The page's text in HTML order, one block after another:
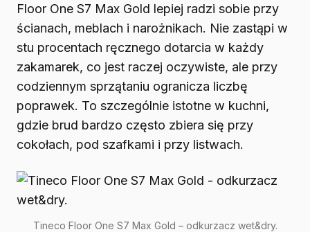
Floor One S7 Max Gold lepiej radzi sobie przy
ścianach, meblach i narożnikach. Nie zastąpi w
stu procentach ręcznego dotarcia w każdy
zakamarek, co jest raczej oczywiste, ale przy
codziennym sprzątaniu ogranicza liczbę
poprawek. To szczególnie istotne w kuchni,
gdzie brud bardzo często zbiera się przy
cokołach, pod szafkami i przy listwach.
Tineco Floor One S7 Max Gold – odkurzacz wet&dry.